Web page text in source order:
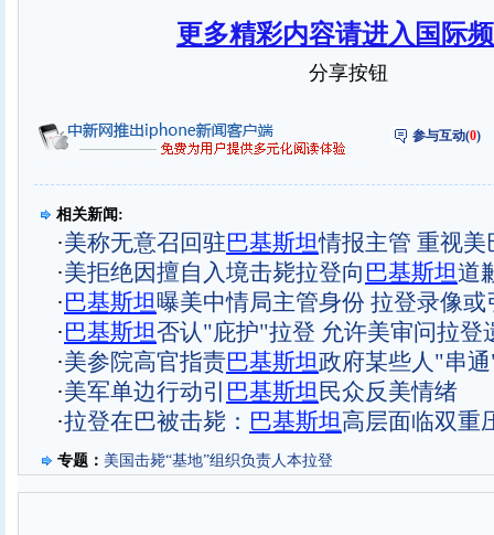
更多精彩内容请进入国际
分享按钮
参与互动(0)
相关新闻:
·美称无意召回驻巴基斯坦情报主管 重视美
·美拒绝因擅自入境击毙拉登向 巴基斯坦道
·巴基斯坦曝美中情局主管身份 拉登录像或
·巴基斯坦否认"庇护"拉登 允许美审问拉登
·美参院高官指责巴基斯坦政府某些人"串
·美军单边行动引 巴基斯坦 民众反美情绪
·拉登在巴被击毙： 巴基斯坦高层面临双重
专题： 美国击毙“基地”组织负责人本拉登